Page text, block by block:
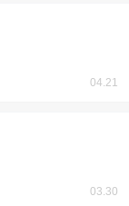
04.21
03.30